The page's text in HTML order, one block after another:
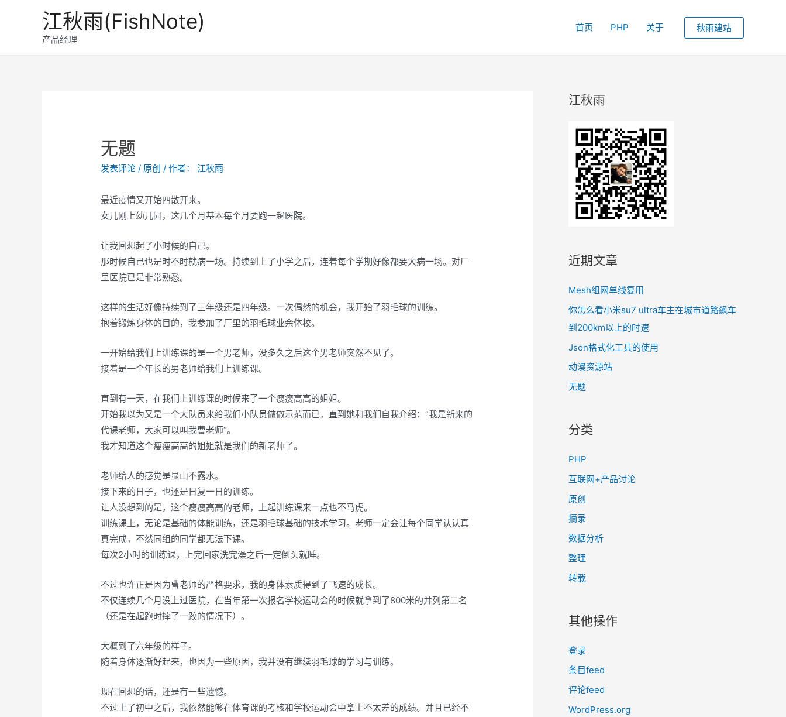
江秋雨(FishNote)
产品经理
首页 PHP 关于 秋雨建站
无题
发表评论 / 原创 / 作者： 江秋雨
最近疫情又开始四散开来。
女儿刚上幼儿园，这几个月基本每个月要跑一趟医院。
让我回想起了小时候的自己。
那时候自己也是时不时就病一场。持续到上了小学之后，连着每个学期好像都要大病一场。对厂
里医院已是非常熟悉。
这样的生活好像持续到了三年级还是四年级。一次偶然的机会，我开始了羽毛球的训练。
抱着锻炼身体的目的，我参加了厂里的羽毛球业余体校。
一开始给我们上训练课的是一个男老师，没多久之后这个男老师突然不见了。
接着是一个年长的男老师给我们上训练课。
直到有一天，在我们上训练课的时候来了一个瘦瘦高高的姐姐。
开始我以为又是一个大队员来给我们小队员做做示范而已，直到她和我们自我介绍：“我是新来的
代课老师，大家可以叫我曹老师“。
我才知道这个瘦瘦高高的姐姐就是我们的新老师了。
老师给人的感觉是显山不露水。
接下来的日子，也还是日复一日的训练。
让人没想到的是，这个瘦瘦高高的老师，上起训练课来一点也不马虎。
训练课上，无论是基础的体能训练，还是羽毛球基础的技术学习。老师一定会让每个同学认认真
真完成，不然同组的同学都无法下课。
每次2小时的训练课，上完回家洗完澡之后一定倒头就睡。
不过也许正是因为曹老师的严格要求，我的身体素质得到了飞速的成长。
不仅连续几个月没上过医院，在当年第一次报名学校运动会的时候就拿到了800米的并列第二名
（还是在起跑时摔了一跤的情况下）。
大概到了六年级的样子。
随着身体逐渐好起来，也因为一些原因，我并没有继续羽毛球的学习与训练。
现在回想的话，还是有一些遗憾。
不过上了初中之后，我依然能够在体育课的考核和学校运动会中拿上不太差的成绩。并且已经不
江秋雨
近期文章
Mesh组网单线复用
你怎么看小米su7 ultra车主在城市道路飙车
到200km以上的时速
Json格式化工具的使用
动漫资源站
无题
分类
PHP
互联网+产品讨论
原创
摘录
数据分析
整理
转载
其他操作
登录
条目feed
评论feed
WordPress.org